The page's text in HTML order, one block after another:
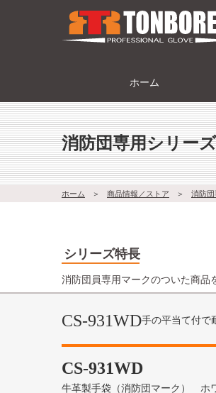
ホーム
消防団専用シリーズ
ホーム ＞ 商品情報／ストア ＞ 消防
シリーズ特長
消防団員専用マークのついた商品
CS-931WD手の平当て付で
CS-931WD
牛革製手袋（消防団マーク） ホ